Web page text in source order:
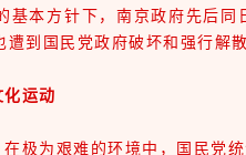
基本方针下，南京政府先后
到国民党政府破坏和强行解散
运动
为艰难的环境中，国民党统